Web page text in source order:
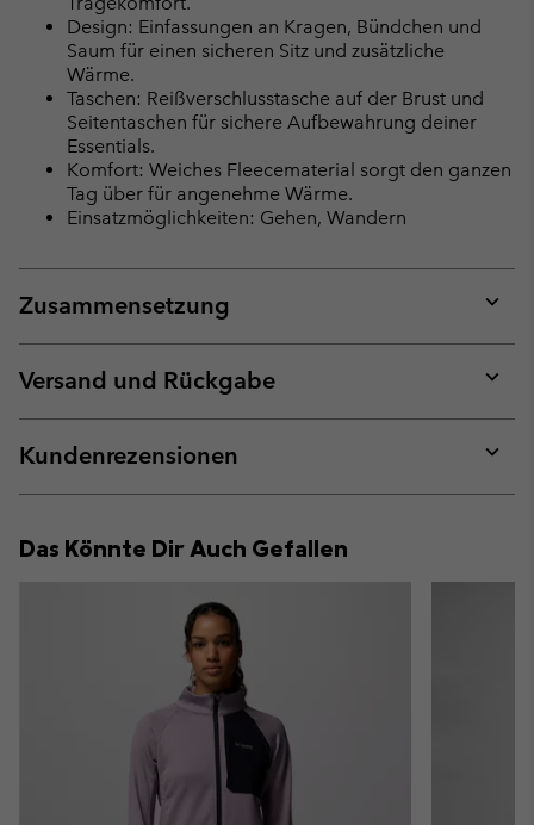
Design: Einfassungen an Kragen, Bündchen und
Saum für einen sicheren Sitz und zusätzliche
Wärme.
Taschen: Reißverschlusstasche auf der Brust und
Seitentaschen für sichere Aufbewahrung deiner
Essentials.
Komfort: Weiches Fleecematerial sorgt den ganzen
Tag über für angenehme Wärme.
Einsatzmöglichkeiten: Gehen, Wandern
Zusammensetzung
or
Versand und Rückgabe
or
Kundenrezensionen
or
Das Könnte Dir Auch Gefallen